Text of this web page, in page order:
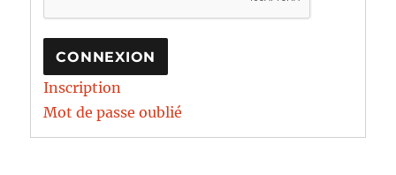
CONNEXION
Inscription
Mot de passe oublié